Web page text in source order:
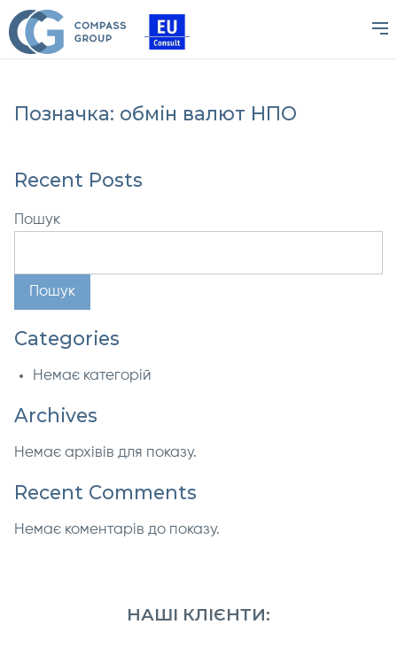
Позначка: обмін валют НПО
Recent Posts
Пошук
Пошук
Categories
Немає категорій
Archives
Немає архівів для показу.
Recent Comments
Немає коментарів до показу.
НАШІ КЛІЄНТИ: